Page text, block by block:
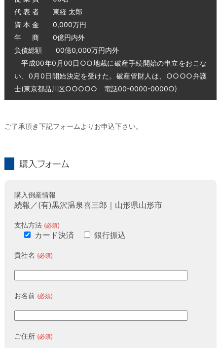
代 表 者 東経 太郎
資 本 金 0,000万円
年 商 0億円内外
負債総額 00億0,000万円内外
平成00年0月00日○○地裁に破産手続開始の申立をおこな
い、0月0日開始決定を受けた。破産管財人は、○○○○弁護
士(東京都品川区○○○○○ 電話00-0000-0000○)
ご了承頂き下記フォームよりお申込下さい。
購入倒産情報
続報／(有)黒沢温泉喜三郎｜山形県山形市
支払方法 (必須)
カード決済 銀行振込
貴社名 (必須)
お名前 (必須)
ご住所 (必須)